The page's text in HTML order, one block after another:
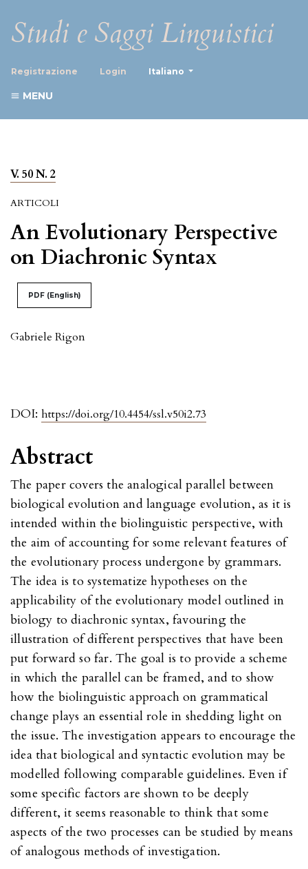
Studi e Saggi Linguistici
Registrazione Login Italiano
MENU
V. 50 N. 2
ARTICOLI
An Evolutionary Perspective
on Diachronic Syntax
PDF (English)
Gabriele Rigon
DOI: https://doi.org/10.4454/ssl.v50i2.73
Abstract
The paper covers the analogical parallel between
biological evolution and language evolution, as it is
intended within the biolinguistic perspective, with
the aim of accounting for some relevant features of
the evolutionary process undergone by grammars.
The idea is to systematize hypotheses on the
applicability of the evolutionary model outlined in
biology to diachronic syntax, favouring the
illustration of different perspectives that have been
put forward so far. The goal is to provide a scheme
in which the parallel can be framed, and to show
how the biolinguistic approach on grammatical
change plays an essential role in shedding light on
the issue. The investigation appears to encourage the
idea that biological and syntactic evolution may be
modelled following comparable guidelines. Even if
some specific factors are shown to be deeply
different, it seems reasonable to think that some
aspects of the two processes can be studied by means
of analogous methods of investigation.